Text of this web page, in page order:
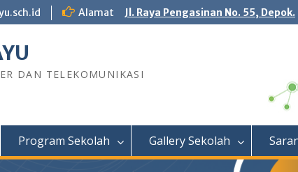
Alamat Jl. Raya Pengasinan No. 55, Depok.
DAN TELEKOMUNIKASI
Program Sekolah Gallery Sekolah